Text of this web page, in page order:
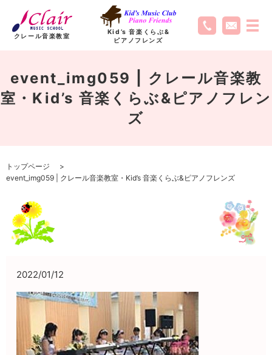
クレール音楽教室
Kid’s 音楽くらぶ&
ピアノフレンズ
event_img059 | クレール音楽教
室・Kid’s 音楽くらぶ&ピアノフレン
ズ
トップページ
event_img059 | クレール音楽教室・Kid’s 音楽くらぶ&ピアノフレンズ
2022/01/12